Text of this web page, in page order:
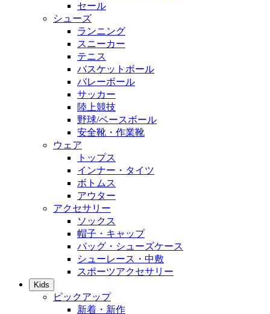
セール
シューズ
ランニング
スニーカー
テニス
バスケットボール
バレーボール
サッカー
陸上競技
野球/ベースボール
安全靴・作業靴
ウェア
トップス
インナー・タイツ
ボトムス
アウター
アクセサリー
ソックス
帽子・キャップ
バッグ・シューズケース
シューレース・中敷
スポーツアクセサリー
Kids
ピックアップ
新着・新作